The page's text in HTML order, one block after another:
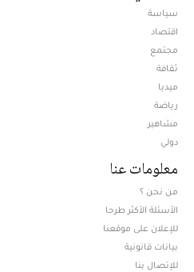
سياسة
اقتصاد
مجتمع
ثقافة
ميديا
رياضة
مشاهير
دولي
معلومات عنا
من نحن ؟
الأسئلة الأكثر طرحا
للإعلان على موقعنا
بيانات قانونية
للإتصال بنا